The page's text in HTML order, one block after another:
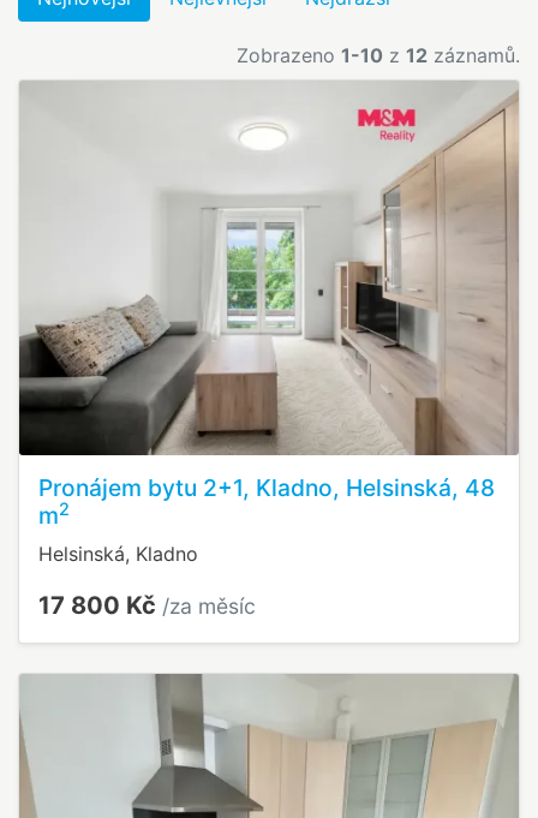
Zobrazeno 1-10 z 12 záznamů.
Pronájem bytu 2+1, Kladno, Helsinská, 48
m2
Helsinská, Kladno
17 800 Kč /za měsíc